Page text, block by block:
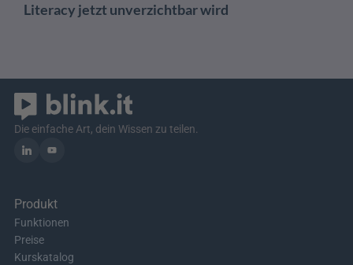
Literacy jetzt unverzichtbar wird
Die einfache Art, dein Wissen zu teilen.
Produkt
Funktionen
Preise
Kurskatalog